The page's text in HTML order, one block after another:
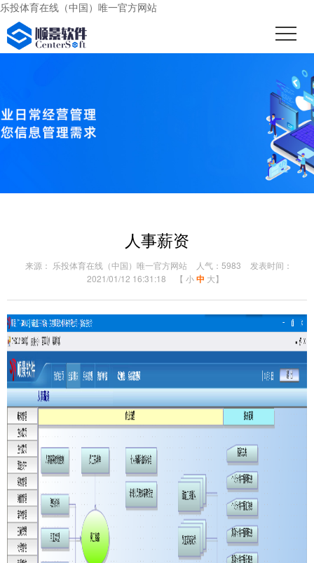
乐投体育在线（中国）唯一官方网站
人事薪资
来源： 乐投体育在线（中国）唯一官方网站 人气：5983
发表时间：
2021/01/12 16:31:18
【 小中 大】